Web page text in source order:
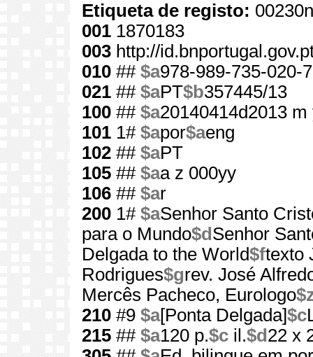
Etiqueta de registo:
001 1870183
003 http://
010 ## $a978-989-735-020-7
021 ## $aPT$b357445/13
100 ## $a20140414d2013
101 1# $apor$aeng
102 ## $aPT
105 ## $aa z 000yy
106 ## $ar
200 1# $aSenhor Santo
para o Mundo$d Senhor
Delgada to the World$ftexto
Rodrigues$grev. José
Mercês Pacheco, Eurologo
210 #9 $a[Ponta Delgada]$c
215 ## $a120 p.$c il.$d 22 x